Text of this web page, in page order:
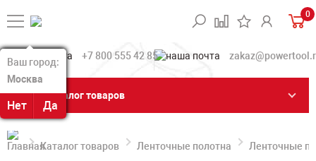
Ваш город:
Москва
Нет Да
Ваш город:
Москва
Нет Да
0
+7 800 555 42 85
Каталог товаров
Каталог товаров Ленточные полотна Ленточные